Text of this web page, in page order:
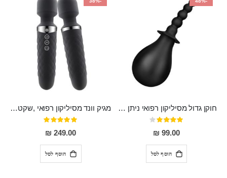
חוקן גדול מסיליקון רפואי ניתן לשימוש גם כפלאג וגם כחרוזים אנאלים
דירוג:
80%
99.00 ₪
הוסף לסל
מגיק וונד מסיליקון רפואי ,שקט במיוחד, נטען בעל 10 מהירויות שונות "Erna"
דירוג:
100%
249.00 ₪
הוסף לסל